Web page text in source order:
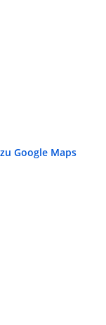
Google Maps